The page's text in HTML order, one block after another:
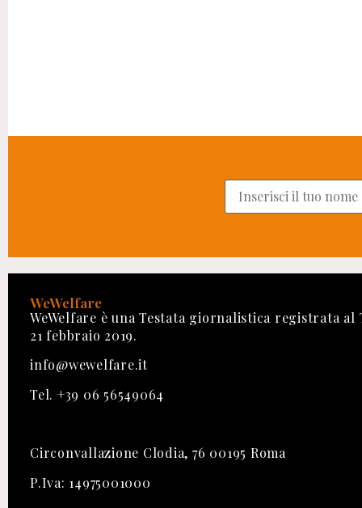
WeWelfare
WeWelfare è una Testata giornalistica registrata al
21 febbraio 2019.
info@wewelfare.it
Tel. +39 06 56549064
Circonvallazione Clodia, 76 00195 Roma
P.Iva: 14975001000